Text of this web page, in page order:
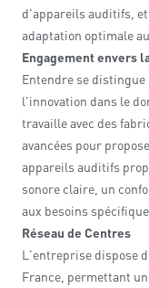
d'appareils auditifs,
adaptation optimale
Engagement envers
Entendre se distingue
l'innovation dans le
travaille avec des
avancées pour
appareils auditifs
sonore claire, un
aux besoins
Réseau de Centres
L'entreprise dispose
France, permettant